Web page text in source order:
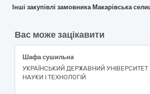
Інші закупівлі замовника Макарівська
Вас може зацікавити
Шафа сушильна
УКРАЇНСЬКИЙ ДЕРЖАВНИЙ УНІВЕРСИТЕТ
НАУКИ І ТЕХНОЛОГІЙ